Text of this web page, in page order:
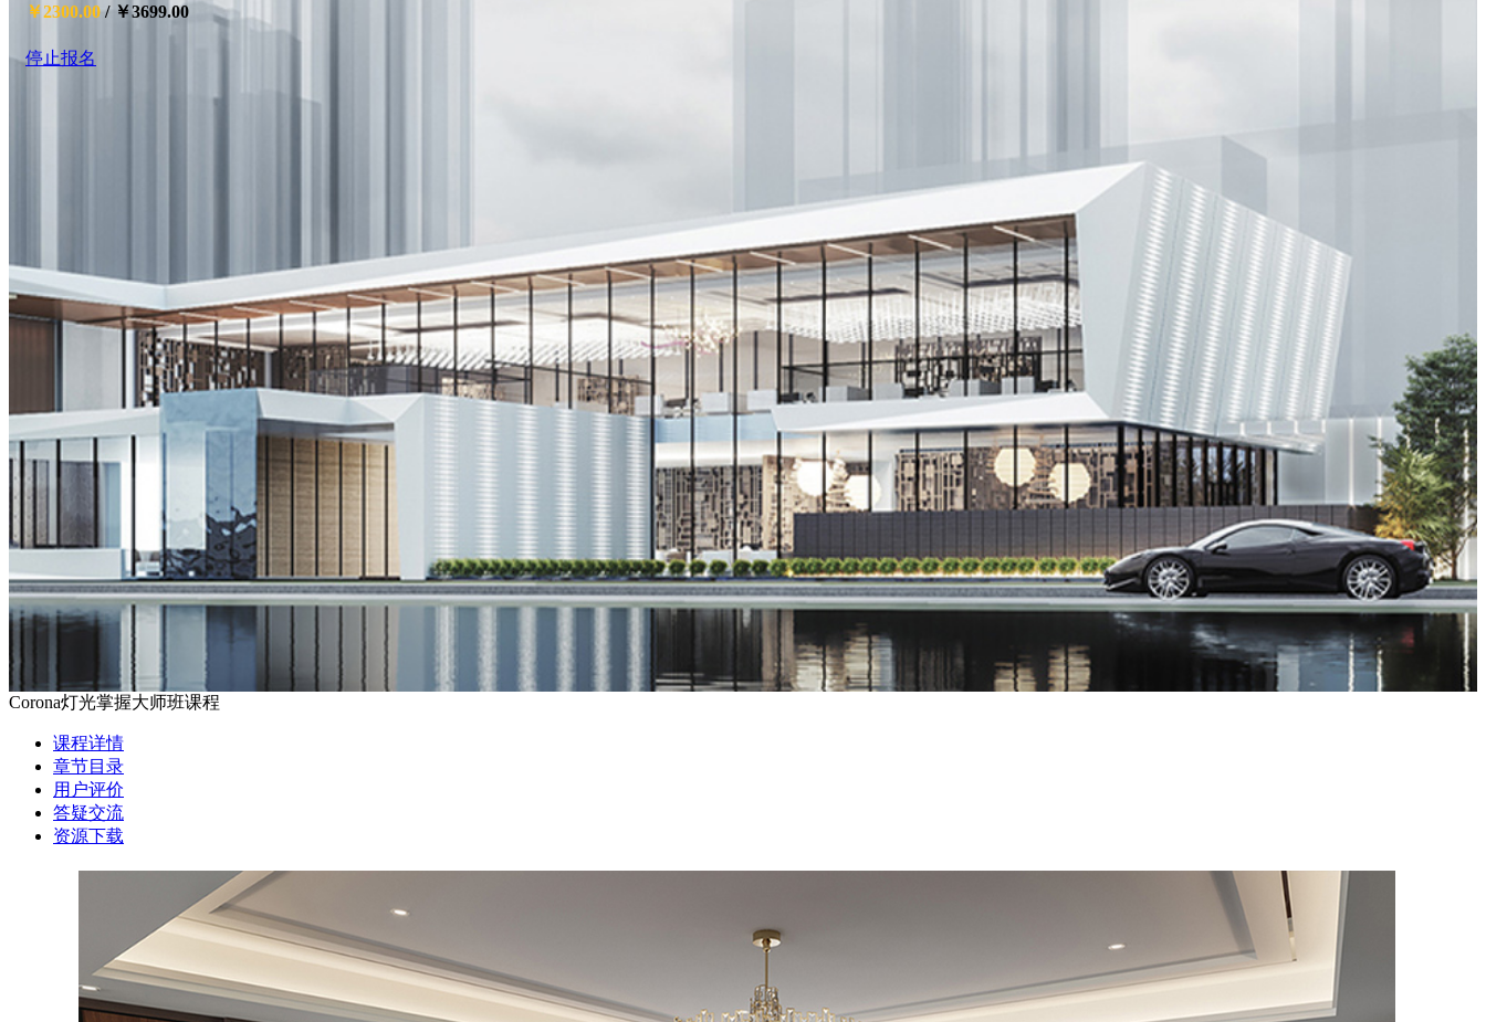
￥2300.00 / ￥3699.00
停止报名
Corona灯光掌握大师班课程
课程详情
章节目录
用户评价
答疑交流
资源下载